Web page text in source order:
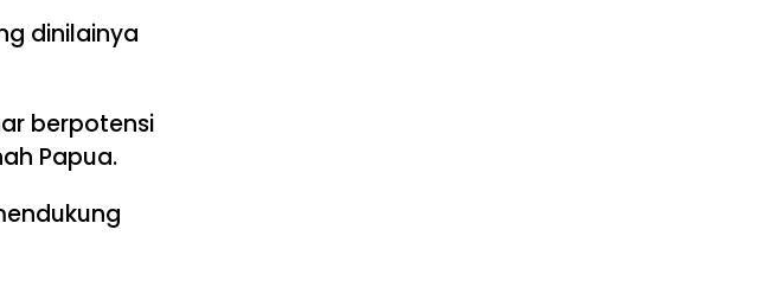
dinilainya
berpotensi
Papua.